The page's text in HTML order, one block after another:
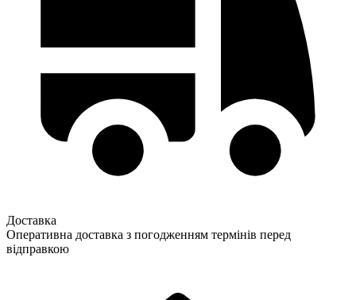
Доставка
Оперативна доставка з погодженням термінів перед
відправкою